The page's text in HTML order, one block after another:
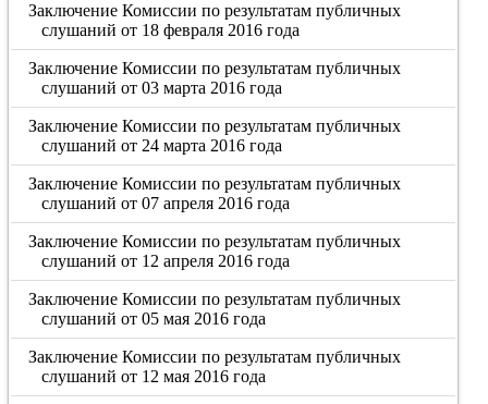
Заключение Комиссии по результатам публичных
слушаний от 18 февраля 2016 года
Заключение Комиссии по результатам публичных
слушаний от 03 марта 2016 года
Заключение Комиссии по результатам публичных
слушаний от 24 марта 2016 года
Заключение Комиссии по результатам публичных
слушаний от 07 апреля 2016 года
Заключение Комиссии по результатам публичных
слушаний от 12 апреля 2016 года
Заключение Комиссии по результатам публичных
слушаний от 05 мая 2016 года
Заключение Комиссии по результатам публичных
слушаний от 12 мая 2016 года